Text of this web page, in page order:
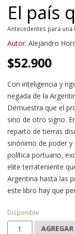
El país
Antecedentes para
Autor: Alejandro
$52.900
Con inteligencia y
negada de la
Demuestra que el
sino de otro signo.
reparto de tierras
sinónimo de poder
política portuario,
elite terrateniente
Argentina hasta las
este libro hay que
Disponible
El país que estalló